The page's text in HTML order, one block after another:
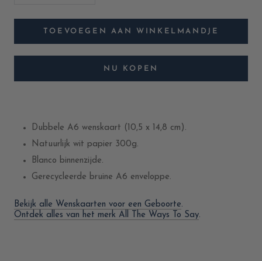
TOEVOEGEN AAN WINKELMANDJE
NU KOPEN
Dubbele A6 wenskaart (10,5 x 14,8 cm).
Natuurlijk wit papier 300g.
Blanco binnenzijde.
Gerecycleerde bruine A6 enveloppe.
Bekijk alle Wenskaarten voor een Geboorte.
Ontdek alles van het merk All The Ways To Say.